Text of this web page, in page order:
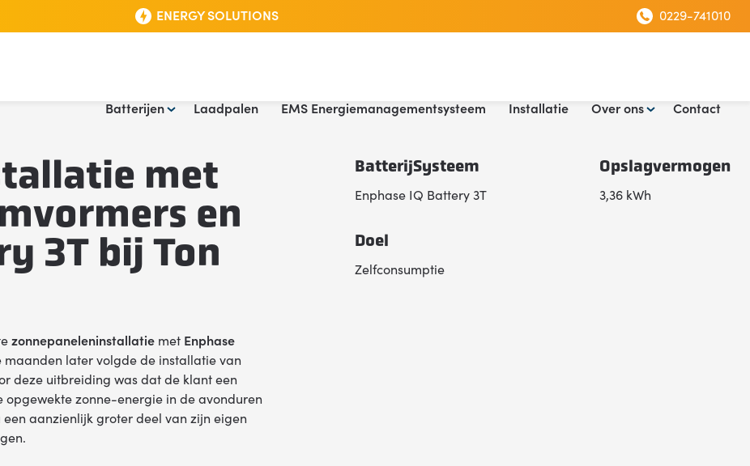
ENERGY SOLUTIONS 0229-741010
to
Batterijen Laadpalen EMS Energiemanagementsysteem Installatie Over ons Contact
en Enphase IQ Battery 3T bij Ton in Hoorn
met
en
3T bij Ton
zonnepaneleninstallatie met Enphase
maanden later volgde de installatie van
deze uitbreiding was dat de klant een
zonne-energie in de avonduren
aanzienlijk groter deel van zijn eigen
BatterijSysteem
Enphase IQ Battery 3T
Opslagvermogen
3,36 kWh
Doel
Zelfconsumptie